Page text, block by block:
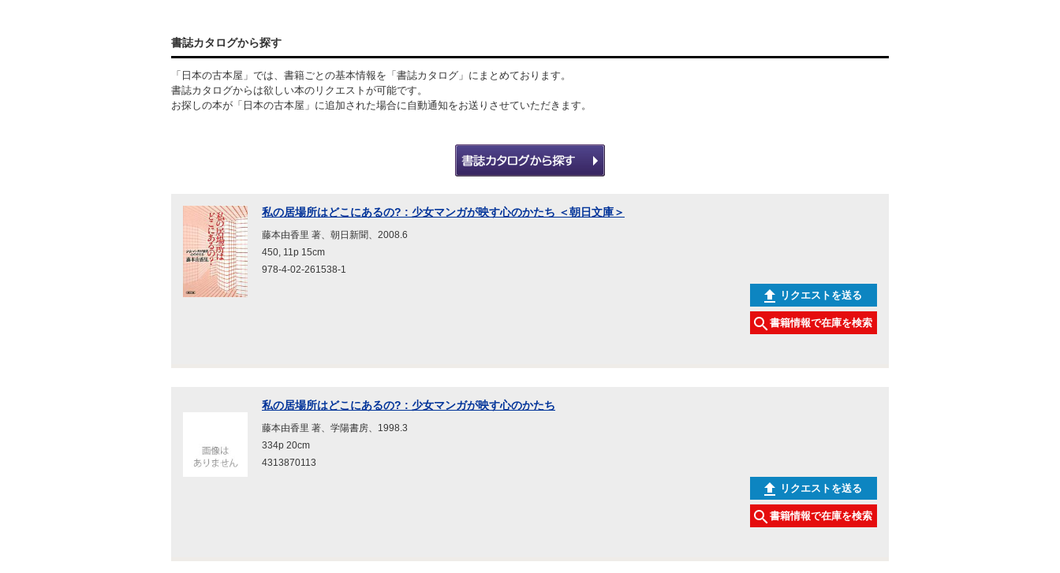
に、女性の内面に関わる感情や身
その表現や形について多角的に考
察しているようです。著者の視点
や内容の詳細については直接手に
取って確認していただくのがよい
書誌カタログから探す
「日本の古本屋」では、書籍ごとの基本情報を「書誌カタログ」にまとめております。
書誌カタログからは欲しい本のリクエストが可能です。
お探しの本が「日本の古本屋」に追加された場合に自動通知をお送りさせていただきます。
私の居場所はどこにあるの? : 少女マンガが映す心のかたち ＜朝日文庫＞
藤本由香里 著、朝日新聞、2008.6
450, 11p 15cm
978-4-02-261538-1
リクエストを送る
書籍情報で在庫を検索
私の居場所はどこにあるの? : 少女マンガが映す心のかたち
藤本由香里 著、学陽書房、1998.3
334p 20cm
4313870113
リクエストを送る
書籍情報で在庫を検索